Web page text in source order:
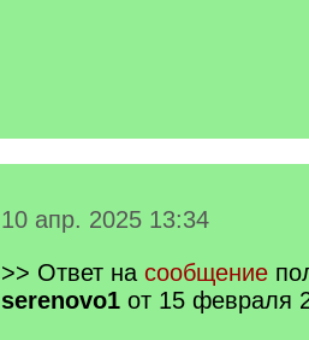
10 апр. 2025 13:34
>> Ответ на сообщение
serenovo1 от 15 февраля